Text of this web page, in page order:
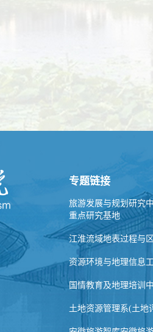
专题链接
旅游发展与规划研究
重点研究基地
江淮流域地表过程与
资源环境与地理信息
国情教育及地理培训
土地资源管理系(土地